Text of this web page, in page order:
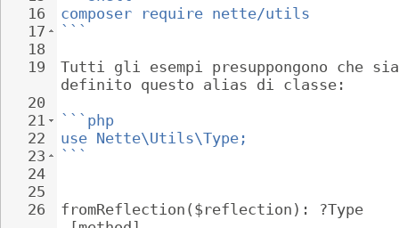
16
17
18
19
20
21
22
23
24
25
26
composer require nette/utils
```
Tutti gli esempi presuppongono che
definito questo alias di classe:
```php
use Nette\Utils\Type;
```
fromReflection($reflection): ?Type